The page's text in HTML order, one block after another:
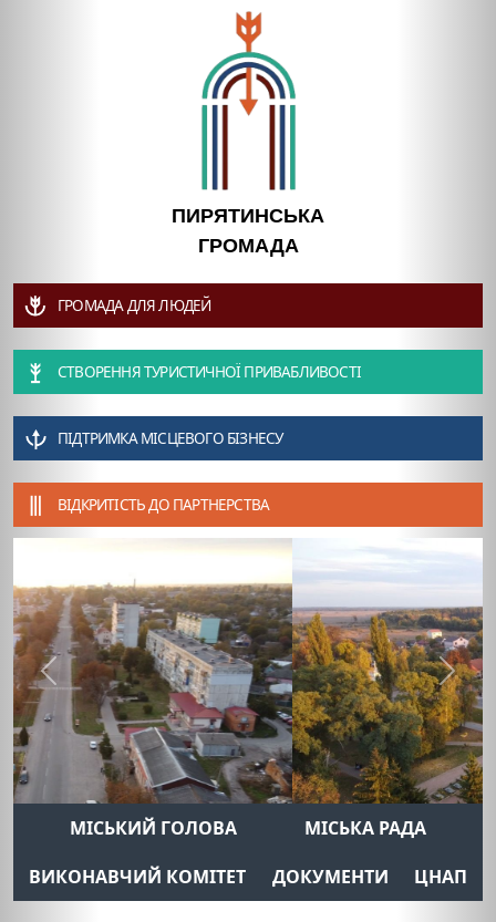
ПИРЯТИНСЬКА
ГРОМАДА
ГРОМАДА ДЛЯ ЛЮДЕЙ
СТВОРЕННЯ ТУРИСТИЧНОЇ ПРИВАБЛИВОСТІ
ПІДТРИМКА МІСЦЕВОГО БІЗНЕСУ
ВІДКРИТІСТЬ ДО ПАРТНЕРСТВА
Previous Next
МІСЬКИЙ ГОЛОВА
МІСЬКА РАДА
ВИКОНАВЧИЙ КОМІТЕТ
ДОКУМЕНТИ ЦНАП